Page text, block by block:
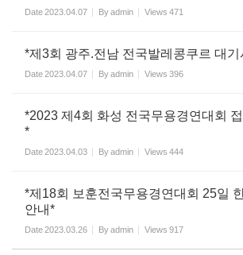
Date2023.04.07 Byadmin Views 471
*제3회 광주.전남 전국발레콩쿠르 대
Date2023.04.07 Byadmin Views 396
*2023 제4회 화성 전국무용경연대회
*
Date2023.04.03 Byadmin Views 444
*제18회 보훈전국무용경연대회 25일
안내*
Date2023.03.26 Byadmin Views 917